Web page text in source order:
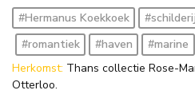
#Hermanus Koekkoek
#romantiek
#haven #marine
Herkomst: Thans collectie Rose-
Otterloo.